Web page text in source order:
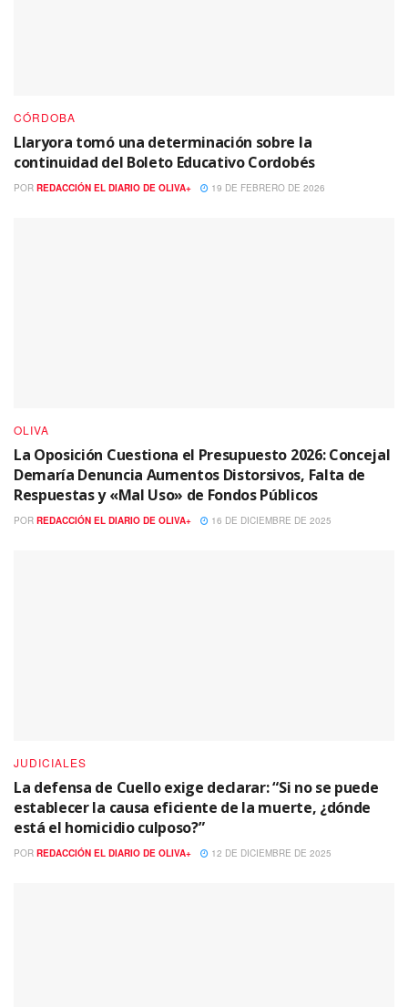
CÓRDOBA
Llaryora tomó una determinación sobre la
continuidad del Boleto Educativo Cordobés
POR REDACCIÓN EL DIARIO DE OLIVA+ 19 DE FEBRERO DE 2026
OLIVA
La Oposición Cuestiona el Presupuesto 2026: Concejal
Demaría Denuncia Aumentos Distorsivos, Falta de
Respuestas y «Mal Uso» de Fondos Públicos
POR REDACCIÓN EL DIARIO DE OLIVA+ 16 DE DICIEMBRE DE 2025
JUDICIALES
La defensa de Cuello exige declarar: “Si no se puede
establecer la causa eficiente de la muerte, ¿dónde
está el homicidio culposo?”
POR REDACCIÓN EL DIARIO DE OLIVA+ 12 DE DICIEMBRE DE 2025